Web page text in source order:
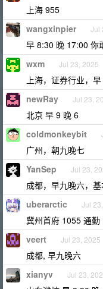
上海 955
wangxinpier Jul
早 8:30 晚 17:00 你
wxm Jul 23, 2025
上海，证券行业，早
newRay Jul 23,
北京 早 9 晚 6
coldmonkeybit
广州，朝九晚七
YanSep Jul 23,
成都，早九晚六，
uberarctic Jul
冀州首府 1055 通
veert Jul 23, 2025
成都, 早九晚六
xianyv Jul 23,